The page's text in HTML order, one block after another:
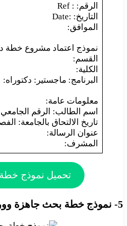
الرقم: : Ref
التاريخ: :Date
الموافق:
نموذج اعتماد مشروع خطة
القسم:
الكلية:
البرنامج: ماجستير: دكتوراه:
معلومات عامة:
اسم الطالب: الرقم
تاريخ الالتحاق بالجامعة:
عنوان الرسالة:
المشرف:
تحميل نموذج
5- نموذج خطة بحث جاهزة وورد: